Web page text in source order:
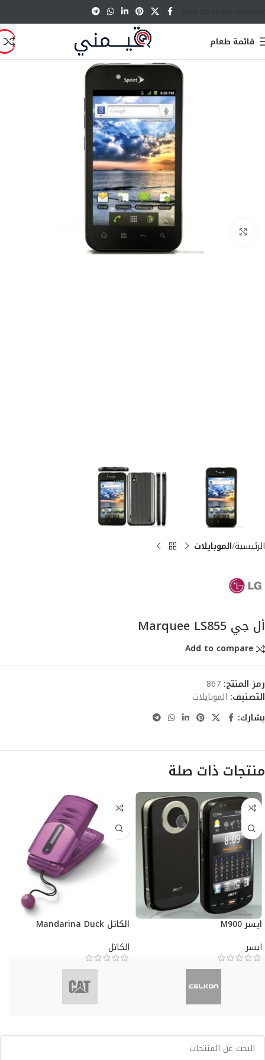
قائمة طعام
الرئيسية الموبايلات
أل جي Marquee LS855
Add to compare
رمز المنتج: 867
التصنيف: الموبايلات
يشارك:
منتجات ذات صلة
ايسر M900
ايسر
الكاتل Mandarina Duck
الكاتل